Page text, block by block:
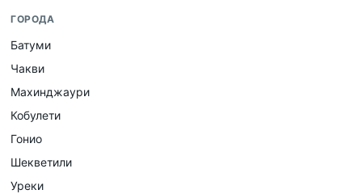
ГОРОДА
Батуми
Чакви
Махинджаури
Кобулети
Гонио
Шекветили
Уреки